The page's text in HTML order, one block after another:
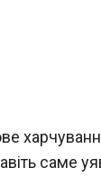
саме